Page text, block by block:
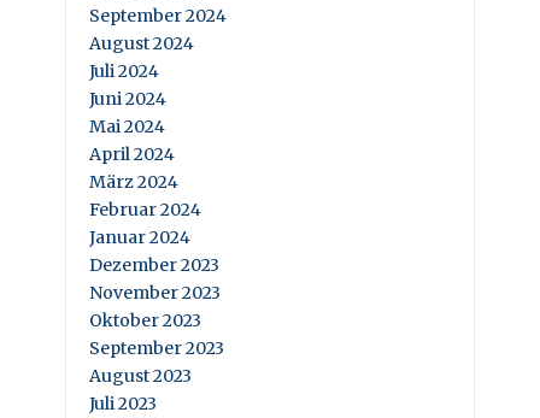
September 2024
August 2024
Juli 2024
Juni 2024
Mai 2024
April 2024
März 2024
Februar 2024
Januar 2024
Dezember 2023
November 2023
Oktober 2023
September 2023
August 2023
Juli 2023